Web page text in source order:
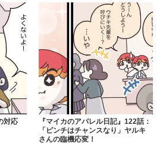
対応
『マイカのアパレル日記』122話：
「ピンチはチャンスなり」ヤルキ
さんの臨機応変！